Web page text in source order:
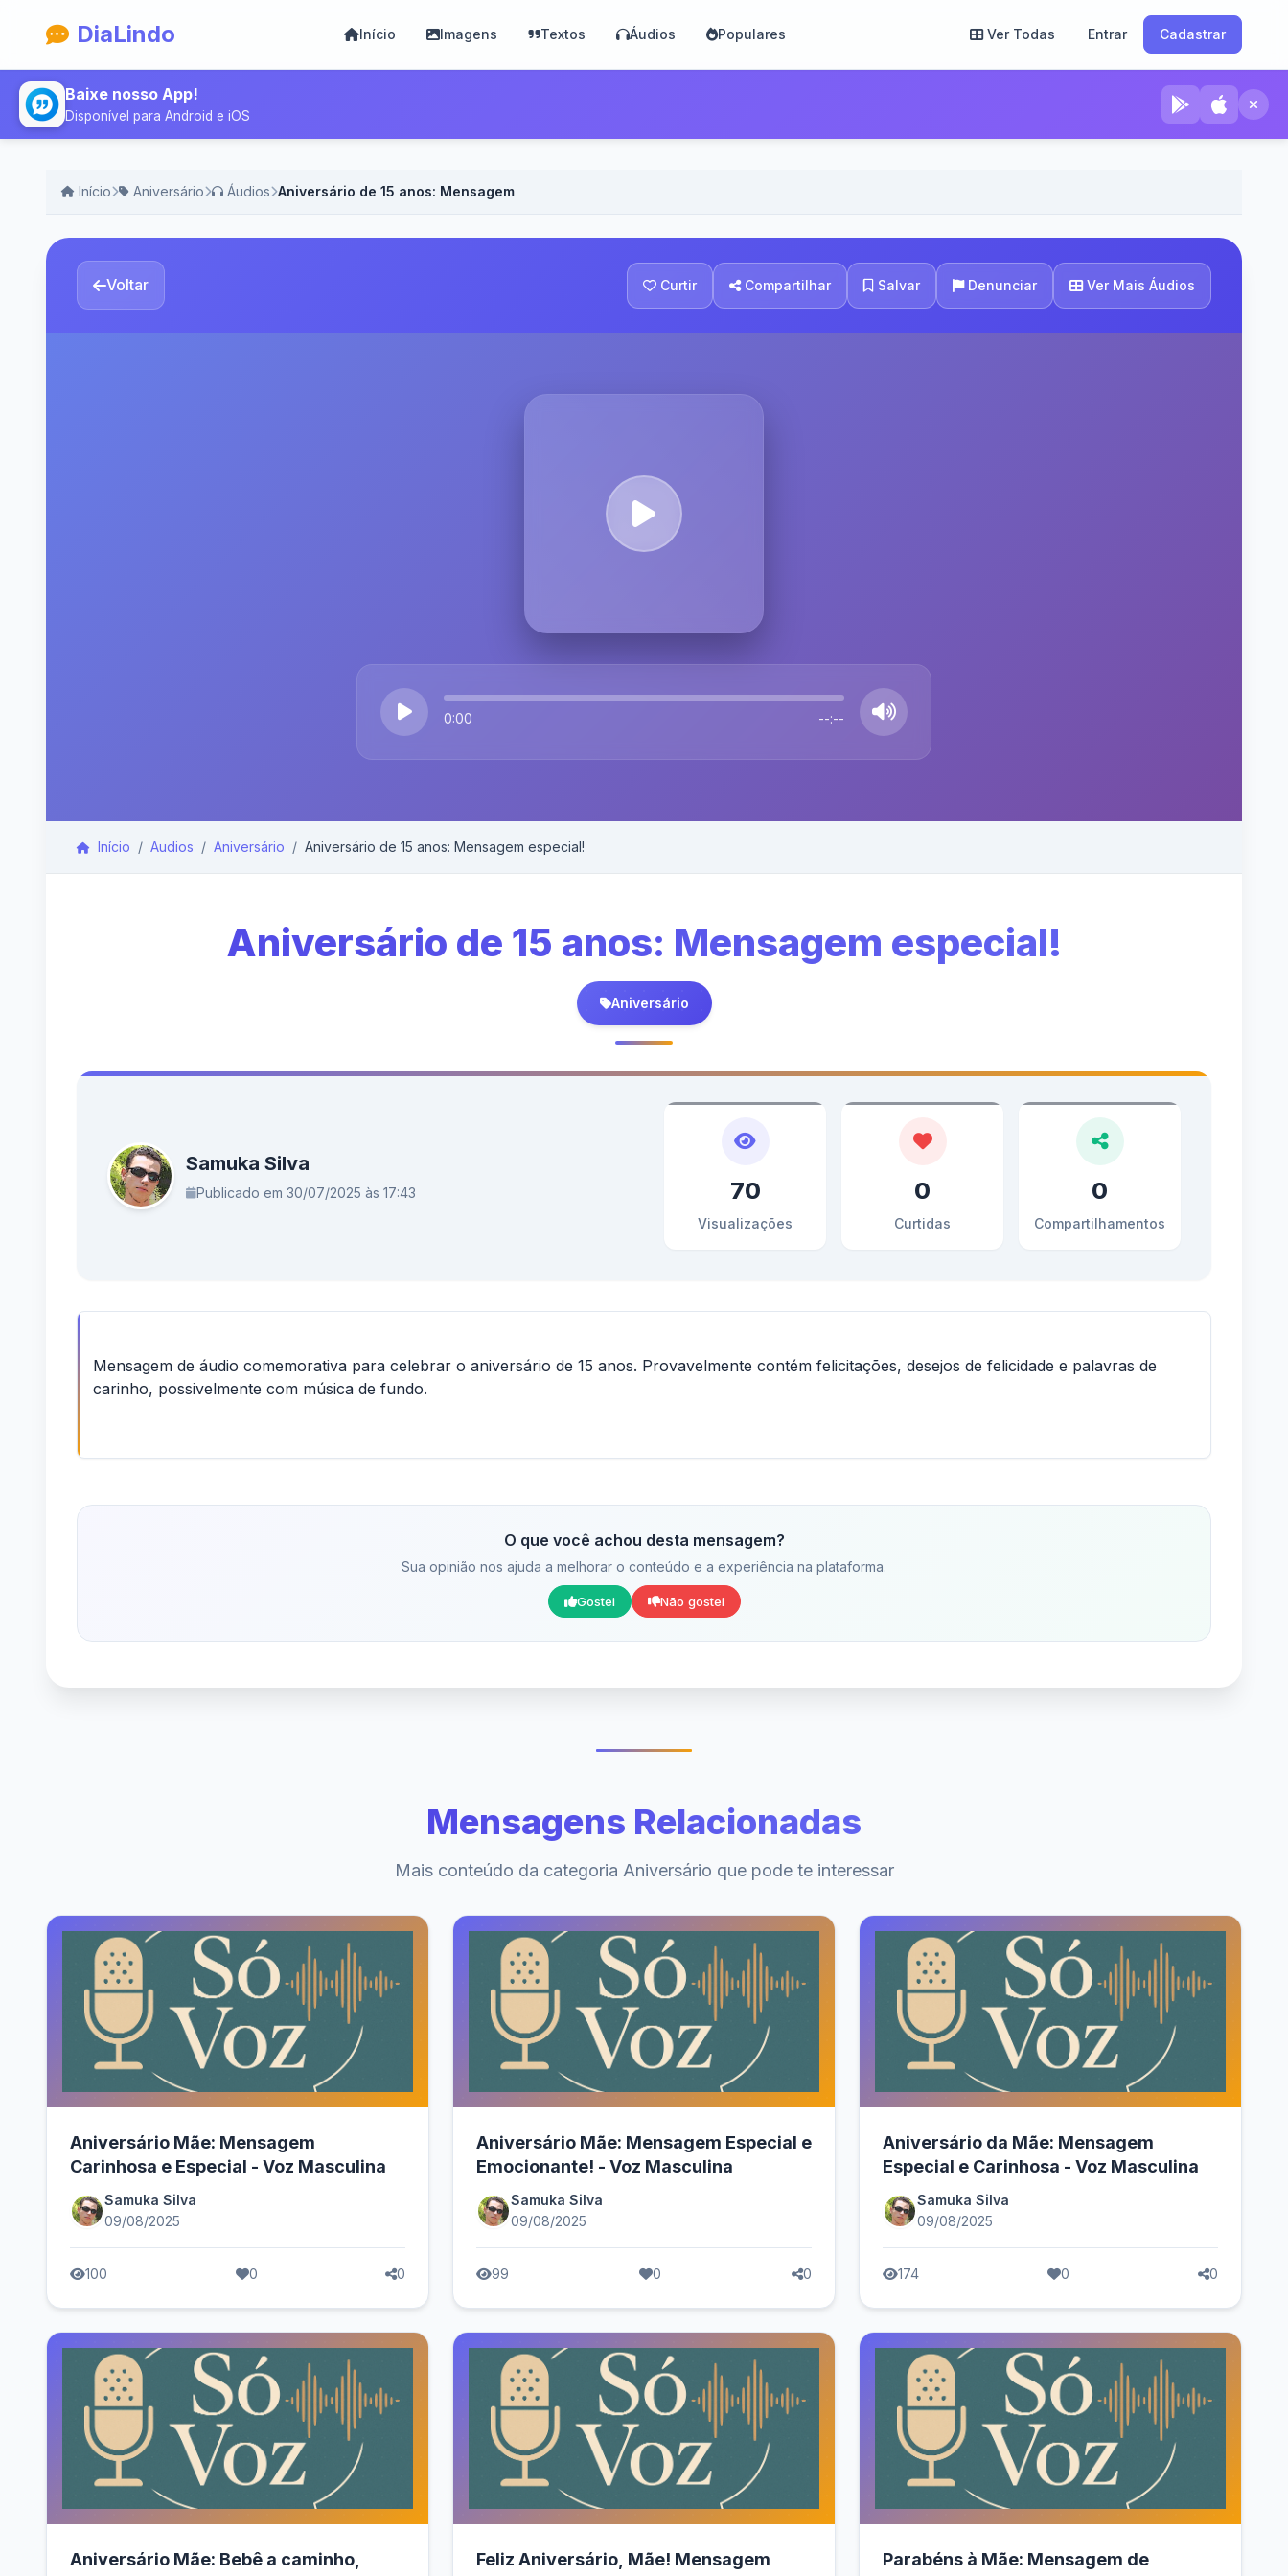
DiaLindo Início Imagens Textos Áudios Populares Ver Todas Entrar Cadastrar
Baixe nosso App!
Disponível para Android e iOS
Início Aniversário Áudios Aniversário de 15 anos: Mensagem especial!
Voltar Curtir Compartilhar Salvar Denunciar Ver Mais Áudios
0:00 --:--
Início Audios Aniversário Aniversário de 15 anos: Mensagem especial!
Aniversário de 15 anos: Mensagem especial!
Aniversário
Samuka Silva
Publicado em 30/07/2025 às 17:43 70
Visualizações
0
Curtidas
0
Compartilhamentos
Mensagem de áudio comemorativa para celebrar o aniversário de 15 anos. Provavelmente contém felicitações, desejos de felicidade e palavras de
carinho, possivelmente com música de fundo.
O que você achou desta mensagem?
Sua opinião nos ajuda a melhorar o conteúdo e a experiência na plataforma.
Gostei Não gostei
Mensagens Relacionadas
Mais conteúdo da categoria Aniversário que pode te interessar
Aniversário Mãe: Mensagem
Carinhosa e Especial - Voz Masculina
Samuka Silva
09/08/2025
100 0 0
Aniversário Mãe: Mensagem Especial e
Emocionante! - Voz Masculina
Samuka Silva
09/08/2025
99 0 0
Aniversário da Mãe: Mensagem
Especial e Carinhosa - Voz Masculina
Samuka Silva
09/08/2025
174 0 0
Aniversário Mãe: Bebê a caminho,
Feliz Aniversário, Mãe! Mensagem
Parabéns à Mãe: Mensagem de